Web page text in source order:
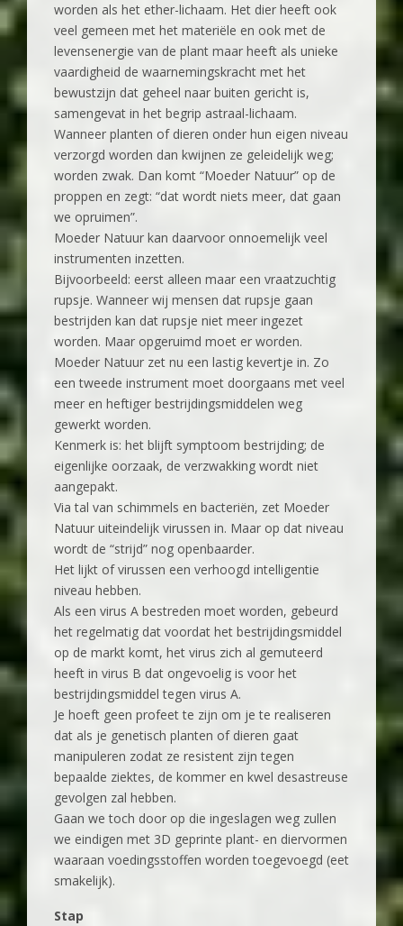
worden als het ether-lichaam. Het dier heeft ook
veel gemeen met het materiële en ook met de
levensenergie van de plant maar heeft als unieke
vaardigheid de waarnemingskracht met het
bewustzijn dat geheel naar buiten gericht is,
samengevat in het begrip astraal-lichaam.
Wanneer planten of dieren onder hun eigen niveau
verzorgd worden dan kwijnen ze geleidelijk weg;
worden zwak. Dan komt “Moeder Natuur” op de
proppen en zegt: “dat wordt niets meer, dat gaan
we opruimen”.
Moeder Natuur kan daarvoor onnoemelijk veel
instrumenten inzetten.
Bijvoorbeeld: eerst alleen maar een vraatzuchtig
rupsje. Wanneer wij mensen dat rupsje gaan
bestrijden kan dat rupsje niet meer ingezet
worden. Maar opgeruimd moet er worden.
Moeder Natuur zet nu een lastig kevertje in. Zo
een tweede instrument moet doorgaans met veel
meer en heftiger bestrijdingsmiddelen weg
gewerkt worden.
Kenmerk is: het blijft symptoom bestrijding; de
eigenlijke oorzaak, de verzwakking wordt niet
aangepakt.
Via tal van schimmels en bacteriën, zet Moeder
Natuur uiteindelijk virussen in. Maar op dat niveau
wordt de “strijd” nog openbaarder.
Het lijkt of virussen een verhoogd intelligentie
niveau hebben.
Als een virus A bestreden moet worden, gebeurd
het regelmatig dat voordat het bestrijdingsmiddel
op de markt komt, het virus zich al gemuteerd
heeft in virus B dat ongevoelig is voor het
bestrijdingsmiddel tegen virus A.
Je hoeft geen profeet te zijn om je te realiseren
dat als je genetisch planten of dieren gaat
manipuleren zodat ze resistent zijn tegen
bepaalde ziektes, de kommer en kwel desastreuse
gevolgen zal hebben.
Gaan we toch door op die ingeslagen weg zullen
we eindigen met 3D geprinte plant- en diervormen
waaraan voedingsstoffen worden toegevoegd (eet
smakelijk).
Stap